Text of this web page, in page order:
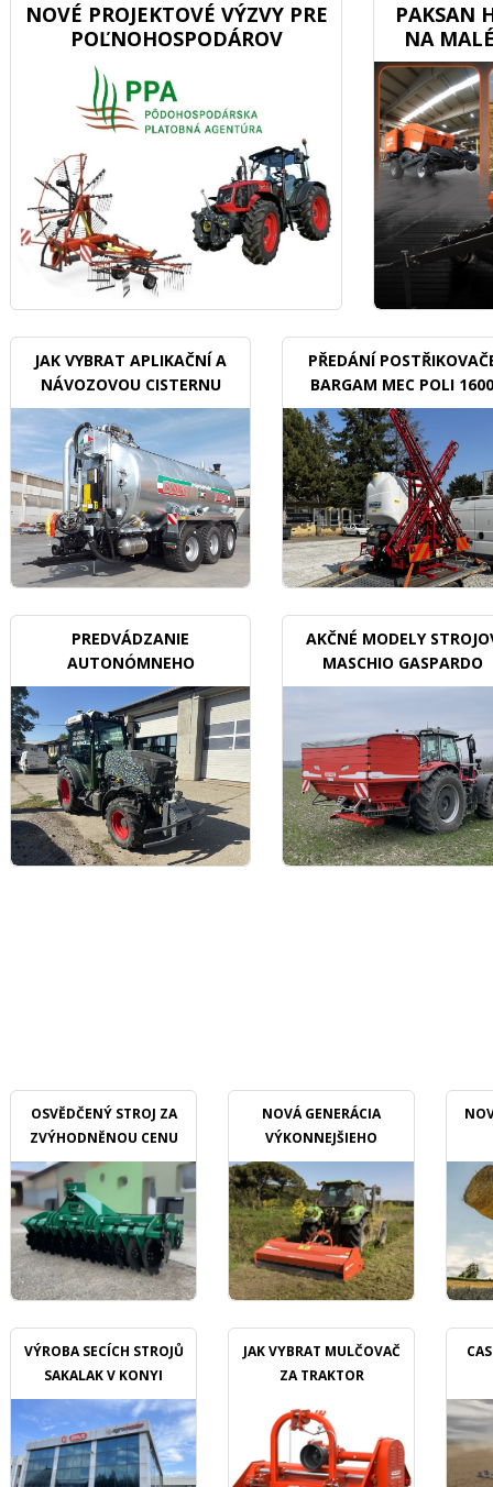
NOVÉ PROJEKTOVÉ VÝZVY PRE
POĽNOHOSPODÁROV
PAKSAN
NA
JAK VYBRAT APLIKAČNÍ A
NÁVOZOVOU CISTERNU
PŘEDÁNÍ
BARGAM MEC POLI 1600
BDX
PREDVÁDZANIE
AUTONÓMNEHO
TRAKTORU V SADOCH
AKČNÉ MODELY
MASCHIO GASPARDO
OSVĚDČENÝ STROJ ZA
ZVÝHODNĚNOU CENU
NOVÁ GENERÁCIA
VÝKONNEJŠIEHO
MULČOVAČU
VÝROBA SECÍCH STROJŮ
SAKALAK V KONYI
JAK VYBRAT MULČOVAČ
ZA TRAKTOR